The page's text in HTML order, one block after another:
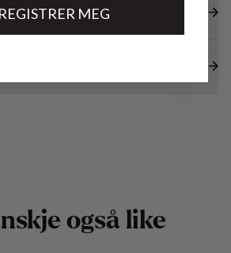
nskje også like
REGISTRER MEG